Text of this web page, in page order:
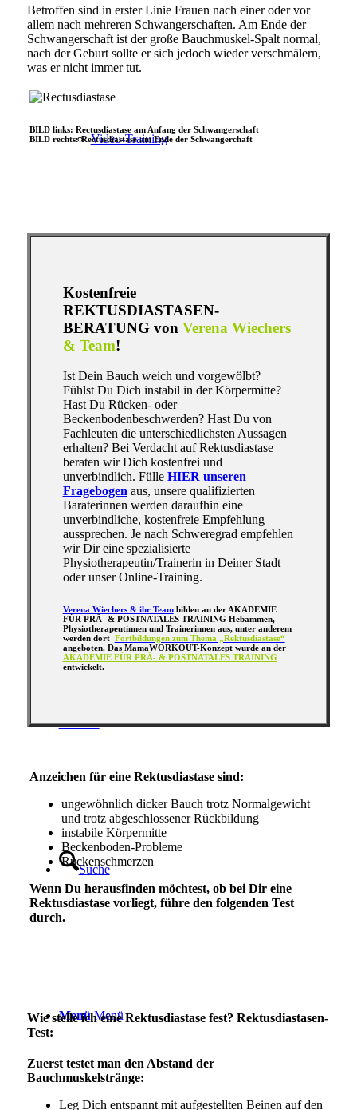
Video-Training
Bücher
Blog
für Fachpersonen
Kontakt
Suche
Menü Menü
Betroffen sind in erster Linie Frauen nach einer oder vor
allem nach mehreren Schwangerschaften. Am Ende der
Schwangerschaft ist der große Bauchmuskel-Spalt normal,
nach der Geburt sollte er sich jedoch wieder verschmälern,
was er nicht immer tut.
BILD links: Rectusdiastase am Anfang der Schwangerschaft
BILD rechts: Rectusdiastase am Ende der Schwangerchaft
Kostenfreie
REKTUSDIASTASEN-
BERATUNG von Verena Wiechers
& Team!
Ist Dein Bauch weich und vorgewölbt?
Fühlst Du Dich instabil in der Körpermitte?
Hast Du Rücken- oder
Beckenbodenbeschwerden? Hast Du von
Fachleuten die unterschiedlichsten Aussagen
erhalten? Bei Verdacht auf Rektusdiastase
beraten wir Dich kostenfrei und
unverbindlich. Fülle HIER unseren
Fragebogen aus, unsere qualifizierten
Baraterinnen werden daraufhin eine
unverbindliche, kostenfreie Empfehlung
aussprechen. Je nach Schweregrad empfehlen
wir Dir eine spezialisierte
Physiotherapeutin/Trainerin in Deiner Stadt
oder unser Online-Training.
Verena Wiechers & ihr Teambilden an der AKADEMIE
FÜR PRÄ- & POSTNATALES TRAINING Hebammen,
Physiotherapeutinnen und Trainerinnen aus, unter anderem
werden dort Fortbildungen zum Thema „Rektusdiastase“
angeboten. Das MamaWORKOUT-Konzept wurde an der
AKADEMIE FÜR PRÄ- & POSTNATALES TRAINING
entwickelt.
Anzeichen für eine Rektusdiastase sind:
ungewöhnlich dicker Bauch trotz Normalgewicht
und trotz abgeschlossener Rückbildung
instabile Körpermitte
Beckenboden-Probleme
Rückenschmerzen
Wenn Du herausfinden möchtest, ob bei Dir eine
Rektusdiastase vorliegt, führe den folgenden Test
durch.
Wie stelle ich eine Rektusdiastase fest? Rektusdiastasen-
Test:
Zuerst testet man den Abstand der
Bauchmuskelstränge:
Leg Dich entspannt mit aufgestellten Beinen auf den